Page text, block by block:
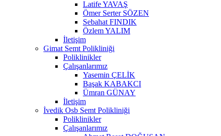
Latife YAVAŞ
Ömer Serter SÖZEN
Sebahat FINDIK
Özlem YALIM
İletişim
Gimat Semt Polikliniği
Poliklinikler
Çalışanlarımız
Yasemin ÇELİK
Başak KABAKCI
Ümran GÜNAY
İletişim
İvedik Osb Semt Polikliniği
Poliklinikler
Çalışanlarımız